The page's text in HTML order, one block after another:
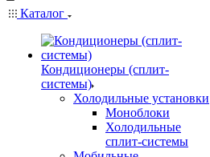
Каталог
Кондиционеры (сплит-
системы)
Холодильные установки
Моноблоки
Холодильные
сплит-системы